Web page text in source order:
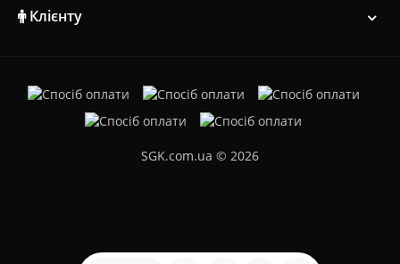
Клієнту
SGK.com.ua © 2026